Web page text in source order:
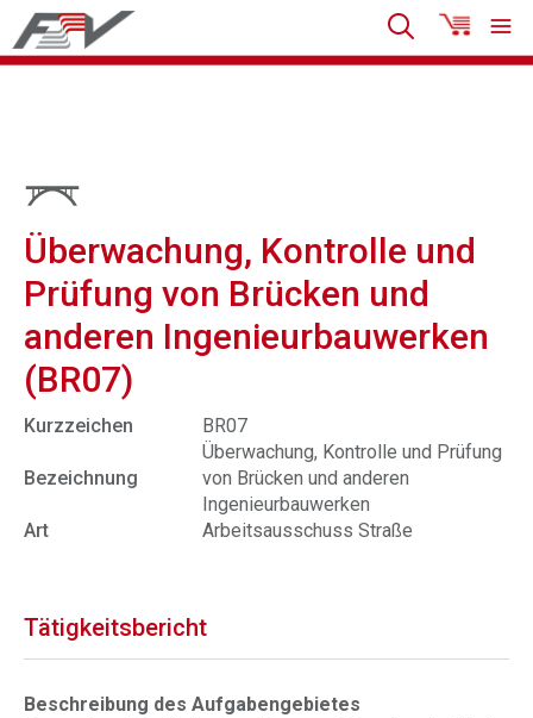
Überwachung, Kontrolle und
Prüfung von Brücken und
anderen Ingenieurbauwerken
(BR07)
Kurzzeichen BR07
Bezeichnung
Überwachung, Kontrolle und Prüfung
von Brücken und anderen
Ingenieurbauwerken
Art
Arbeitsausschuss Straße
Tätigkeitsbericht
Beschreibung des Aufgabengebietes